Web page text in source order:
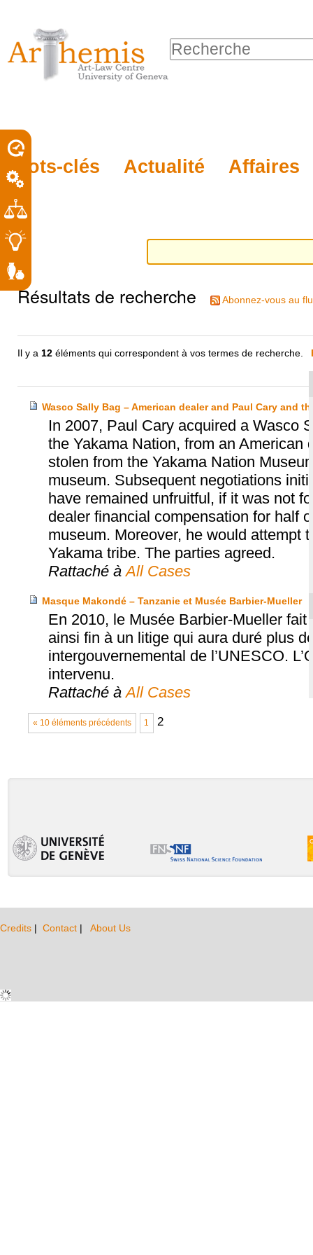
personnels
contenu.
à
la
navigation
Mots-clés Actualité Affaires
Chercher par
Résultats de recherche Abonnez-vous au
Il y a12 éléments qui correspondent à vos termes de recherche.
Wasco Sally Bag – American dealer and Paul Cary and
In 2007, Paul Cary acquired a Wasco
the Yakama Nation, from an
stolen from the Yakama Nation
museum. Subsequent negotiations
have remained unfruitful, if it was not
dealer financial compensation for half
museum. Moreover, he would attempt
Yakama tribe. The parties agreed.
Rattaché à All Cases
Masque Makondé – Tanzanie et Musée Barbier-Mueller
En 2010, le Musée Barbier-Mueller
ainsi fin à un litige qui aura duré plus
intergouvernemental de l’UNESCO.
intervenu.
Rattaché à All Cases
« 10 éléments précédents 1 2
Credits | Contact | About Us